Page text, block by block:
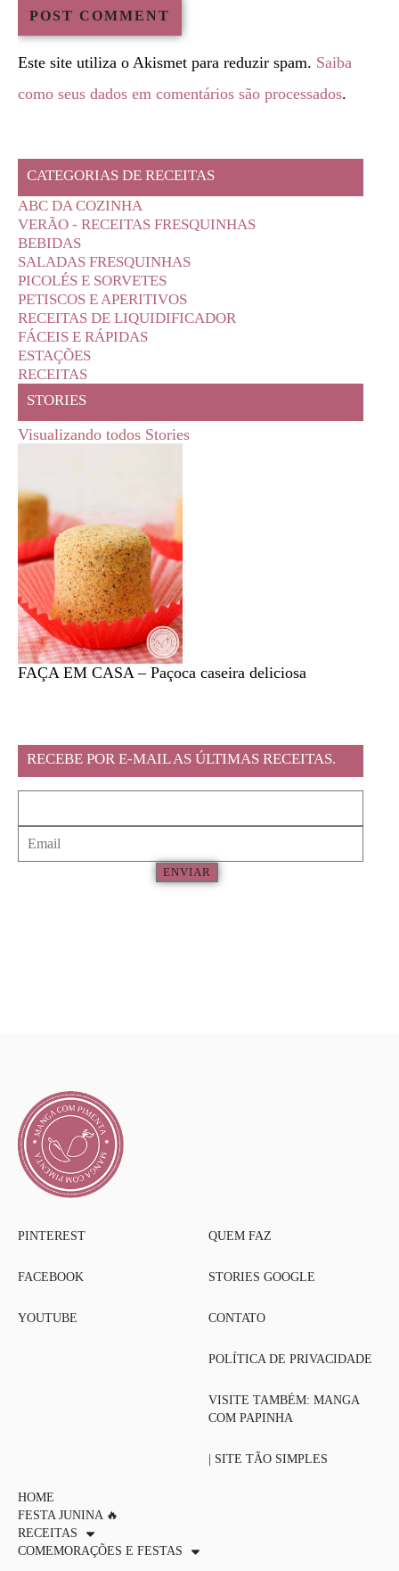
Este site utiliza o Akismet para reduzir spam. Saiba
como seus dados em comentários são processados.
CATEGORIAS DE RECEITAS
ABC DA COZINHA
VERÃO - RECEITAS FRESQUINHAS
BEBIDAS
SALADAS FRESQUINHAS
PICOLÉS E SORVETES
PETISCOS E APERITIVOS
RECEITAS DE LIQUIDIFICADOR
FÁCEIS E RÁPIDAS
ESTAÇÕES
RECEITAS
STORIES
Visualizando todos Stories
FAÇA EM CASA – Paçoca caseira deliciosa
RECEBE POR E-MAIL AS ÚLTIMAS RECEITAS.
ENVIAR
PINTEREST
FACEBOOK
YOUTUBE
QUEM FAZ
STORIES GOOGLE
CONTATO
POLÍTICA DE PRIVACIDADE
VISITE TAMBÉM: MANGA
COM PAPINHA
| SITE TÃO SIMPLES
HOME
FESTA JUNINA 🔥
RECEITAS
COMEMORAÇÕES E FESTAS